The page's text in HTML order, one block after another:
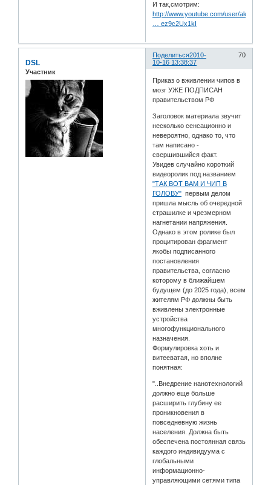
И так,смотрим:
http://www.youtube.com/user/
… ez9c2Ux1kI
Поделиться 70
2010-
10-16 13:38:37
DSL
Участник
Приказ о вживлении чипов в
мозг УЖЕ ПОДПИСАН
правительством РФ
Заголовок материала звучит
несколько сенсационно и
невероятно, однако то, что
там написано -
свершившийся факт.
Увидев случайно короткий
видеоролик под названием
"ТАК ВОТ ВАМ И ЧИП В
ГОЛОВУ" первым делом
пришла мысль об очередной
страшилке и чрезмерном
нагнетании напряжения.
Однако в этом ролике был
процитирован фрагмент
якобы подписанного
постановления
правительства, согласно
которому в ближайшем
будущем (до 2025 года), всем
жителям РФ должны быть
вживлены электронные
устройства
многофункционального
назначения.
Формулировка хоть и
витееватая, но вполне
понятная:
"..Внедрение нанотехнологий
должно еще больше
расширить глубину ее
проникновения в
повседневную жизнь
населения. Должна быть
обеспечена постоянная связь
каждого индивидуума с
глобальными
информационно-
управляющими сетями типа